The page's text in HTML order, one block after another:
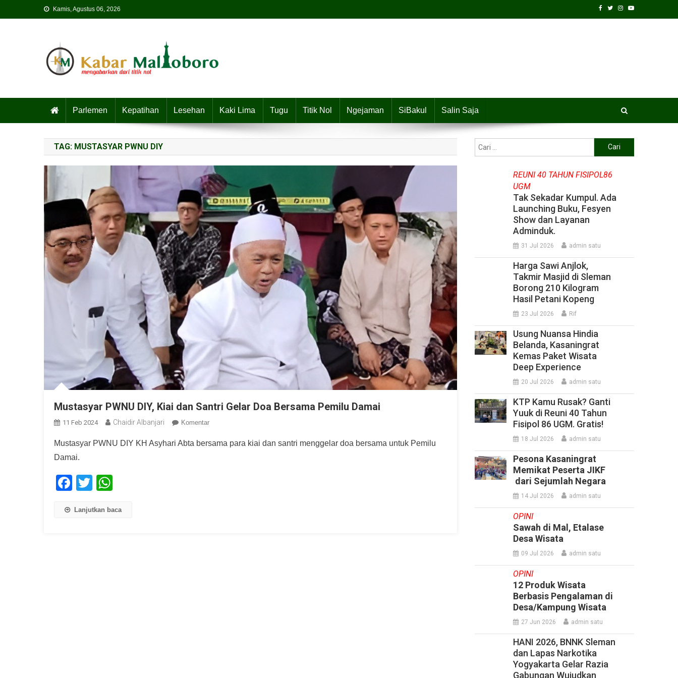
to
Kamis, Agustus 06, 2026
Parlemen Kepatihan Lesehan Kaki Lima Tugu Titik Nol Ngejaman SiBakul Salin Saja
TAG: MUSTASYAR PWNU DIY
Mustasyar PWNU DIY, Kiai dan Santri Gelar Doa Bersama Pemilu Damai
11 Feb 2024 Chaidir Albanjari Komentar
Mustasyar PWNU DIY KH Asyhari Abta bersama para kiai dan santri menggelar doa bersama untuk Pemilu
Damai.
Facebook
Twitter
Lanjutkan baca
untuk:
REUNI 40 TAHUN FISIPOL86
UGM
Tak Sekadar Kumpul. Ada
Launching Buku, Fesyen
Show dan Layanan
Adminduk.
31 Jul 2026 admin satu
Harga Sawi Anjlok,
Takmir Masjid di Sleman
Borong 210 Kilogram
Hasil Petani Kopeng
23 Jul 2026 Rif
Usung Nuansa Hindia
Belanda, Kasaningrat
Kemas Paket Wisata
Deep Experience
20 Jul 2026 admin satu
KTP Kamu Rusak? Ganti
Yuuk di Reuni 40 Tahun
Fisipol 86 UGM. Gratis!
18 Jul 2026 admin satu
Pesona Kasaningrat
Memikat Peserta JIKF
dari Sejumlah Negara
14 Jul 2026 admin satu
OPINI
Sawah di Mal, Etalase
Desa Wisata
09 Jul 2026 admin satu
OPINI
12 Produk Wisata
Berbasis Pengalaman di
Desa/Kampung Wisata
27 Jun 2026 admin satu
HANI 2026, BNNK Sleman
dan Lapas Narkotika
Yogyakarta Gelar Razia
Gabungan Wujudkan